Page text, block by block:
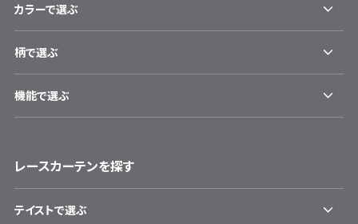
カラーで選ぶ
柄で選ぶ
機能で選ぶ
レースカーテンを探す
テイストで選ぶ